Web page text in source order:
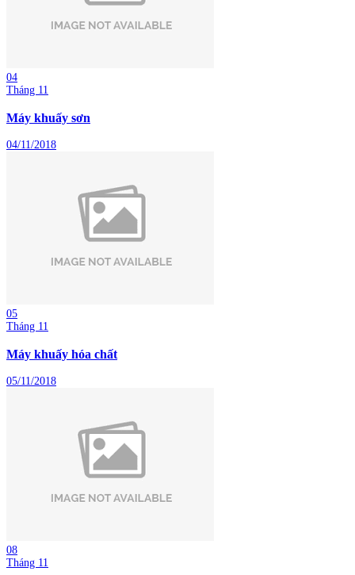
04
Tháng 11
Máy khuấy sơn
04/11/2018
05
Tháng 11
Máy khuấy hóa chất
05/11/2018
08
Tháng 11